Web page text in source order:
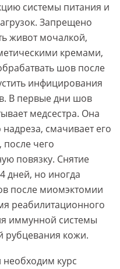
системы питания и
Запрещено
живот мочалкой,
кремами,
шов после
инфицирования
В первые дни шов
медсестра. Она
смачивает его
чего
повязку. Снятие
дней, но иногда
после миомэктомии
реабилитационного
иммунной системы
рубцевания кожи.
курс